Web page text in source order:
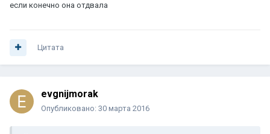
если конечно она отдвала
Цитата
evgnijmorak
Опубликовано: 30 марта 2016